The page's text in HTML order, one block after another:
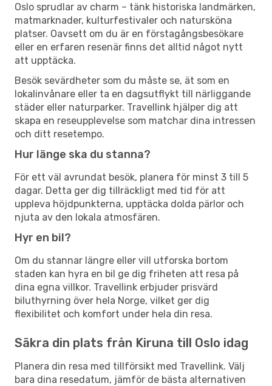
Oslo sprudlar av charm – tänk historiska landmärken,
matmarknader, kulturfestivaler och natursköna
platser. Oavsett om du är en förstagångsbesökare
eller en erfaren resenär finns det alltid något nytt
att upptäcka.
Besök sevärdheter som du måste se, ät som en
lokalinvånare eller ta en dagsutflykt till närliggande
städer eller naturparker. Travellink hjälper dig att
skapa en reseupplevelse som matchar dina intressen
och ditt resetempo.
Hur länge ska du stanna?
För ett väl avrundat besök, planera för minst 3 till 5
dagar. Detta ger dig tillräckligt med tid för att
uppleva höjdpunkterna, upptäcka dolda pärlor och
njuta av den lokala atmosfären.
Hyr en bil?
Om du stannar längre eller vill utforska bortom
staden kan hyra en bil ge dig friheten att resa på
dina egna villkor. Travellink erbjuder prisvärd
biluthyrning över hela Norge, vilket ger dig
flexibilitet och komfort under hela din resa.
Säkra din plats från Kiruna till Oslo idag
Planera din resa med tillförsikt med Travellink. Välj
bara dina resedatum, jämför de bästa alternativen